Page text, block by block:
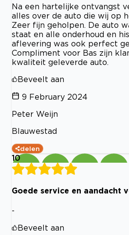
Na een hartelijke ontvangst
alles over de auto die wij op
Zeer fijn geholpen. De auto
staat en alle onderhoud en
aflevering was ook perfect
Compliment voor Bas zijn
kwaliteit geleverde auto.
Beveelt aan
9 February 2024
Peter Weijn
Blauwestad
delen
10
Goede service en aandacht
-
Beveelt aan